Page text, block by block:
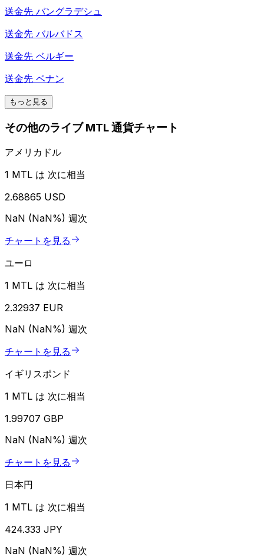
送金先 バングラデシュ
送金先 バルバドス
送金先 ベルギー
送金先 ベナン
もっと見る
その他のライブ MTL 通貨チャート
アメリカドル
1 MTL は 次に相当
2.68865 USD
NaN (NaN%) 週次
チャートを見る
ユーロ
1 MTL は 次に相当
2.32937 EUR
NaN (NaN%) 週次
チャートを見る
イギリスポンド
1 MTL は 次に相当
1.99707 GBP
NaN (NaN%) 週次
チャートを見る
日本円
1 MTL は 次に相当
424.333 JPY
NaN (NaN%) 週次